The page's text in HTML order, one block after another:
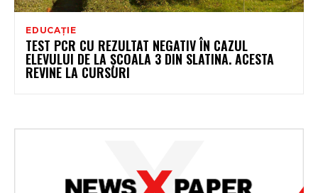
EDUCAȚIE
TEST PCR CU REZULTAT NEGATIV ÎN CAZUL
ELEVULUI DE LA ȘCOALA 3 DIN SLATINA. ACESTA
REVINE LA CURSURI